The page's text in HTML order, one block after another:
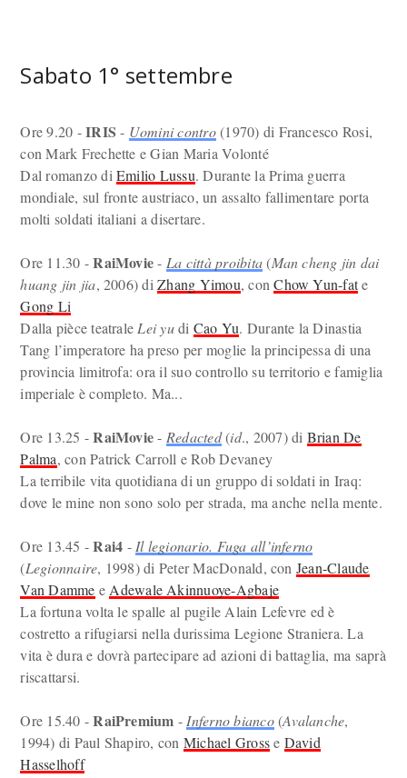
Sabato 1° settembre
Ore 9.20 -IRIS - Uomini contro(1970) di Francesco Rosi,
con Mark Frechette e Gian Maria Volonté
Dal romanzo diEmilio Lussu. Durante la Prima guerra
mondiale, sul fronte austriaco, un assalto fallimentare porta
molti soldati italiani a disertare.
Ore 11.30 -RaiMovie- La città proibita(Man cheng jin dai
huang jin jia, 2006) diZhang Yimou, conChow Yun-fate
Gong Li
Dalla pièce teatrale Lei yudi Cao Yu. Durante la Dinastia
Tang l’imperatore ha preso per moglie la principessa di una
provincia limitrofa: ora il suo controllo su territorio e famiglia
imperiale è completo. Ma...
Ore 13.25 -RaiMovie- Redacted(id., 2007) di Brian De
Palma, con Patrick Carroll e Rob Devaney
La terribile vita quotidiana di un gruppo di soldati in Iraq:
dove le mine non sono solo per strada, ma anche nella mente.
Ore 13.45 -Rai4 - Il legionario. Fuga all’inferno
(Legionnaire, 1998) di Peter MacDonald, con Jean-Claude
Van Damme e Adewale Akinnuoye-Agbaje
La fortuna volta le spalle al pugile Alain Lefevre ed è
costretto a rifugiarsi nella durissima Legione Straniera. La
vita è dura e dovrà partecipare ad azioni di battaglia, ma saprà
riscattarsi.
Ore 15.40 -RaiPremium - Inferno bianco(Avalanche,
1994) di Paul Shapiro, con Michael Grosse David
Hasselhoff